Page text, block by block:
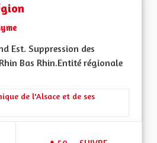
Est. Suppression des
Bas Rhin.Entité régionale
la catégorie : L'attractivité
de l'Alsace et de ses